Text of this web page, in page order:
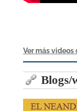
Ver más videos
Blogs/